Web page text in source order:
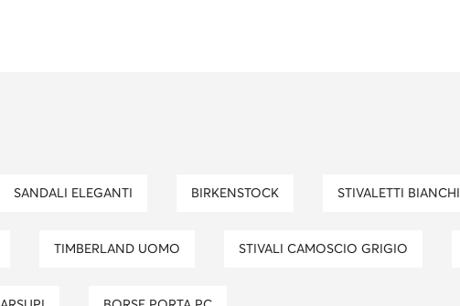
SANDALI ELEGANTI BIRKENSTOCK STIVALETTI BIANCHI
TIMBERLAND UOMO STIVALI CAMOSCIO GRIGIO